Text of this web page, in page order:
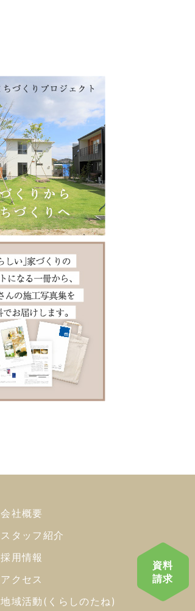
資料
請求
会社概要
スタッフ紹介
採用情報
アクセス
地域活動(くらしのたね)